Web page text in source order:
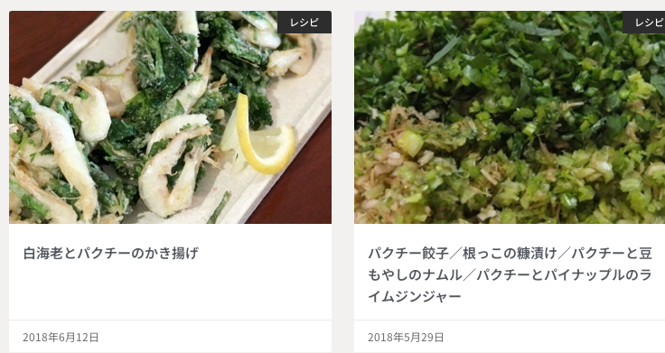
レシピ
白海老とパクチーのかき揚げ
2018年6月12日
レシピ
パクチー餃子／根っこの糠漬け／パクチーと豆
もやしのナムル／パクチーとパイナップルのラ
イムジンジャー
2018年5月29日